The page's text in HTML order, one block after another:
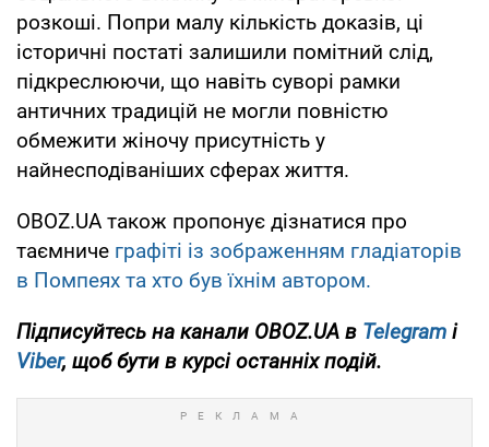
розкоші. Попри малу кількість доказів, ці
історичні постаті залишили помітний слід,
підкреслюючи, що навіть суворі рамки
античних традицій не могли повністю
обмежити жіночу присутність у
найнесподіваніших сферах життя.
OBOZ.UA також пропонує дізнатися про
таємниче графіті із зображенням гладіаторів
в Помпеях та хто був їхнім автором.
Підписуйтесь на канали OBOZ.UA в Telegram і
Viber, щоб бути в курсі останніх подій.